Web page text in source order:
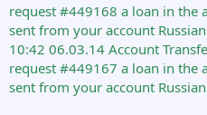
request #449168 a loan in the
sent from your account
10:42 06.03.14 Account
request #449167 a loan in the
sent from your account